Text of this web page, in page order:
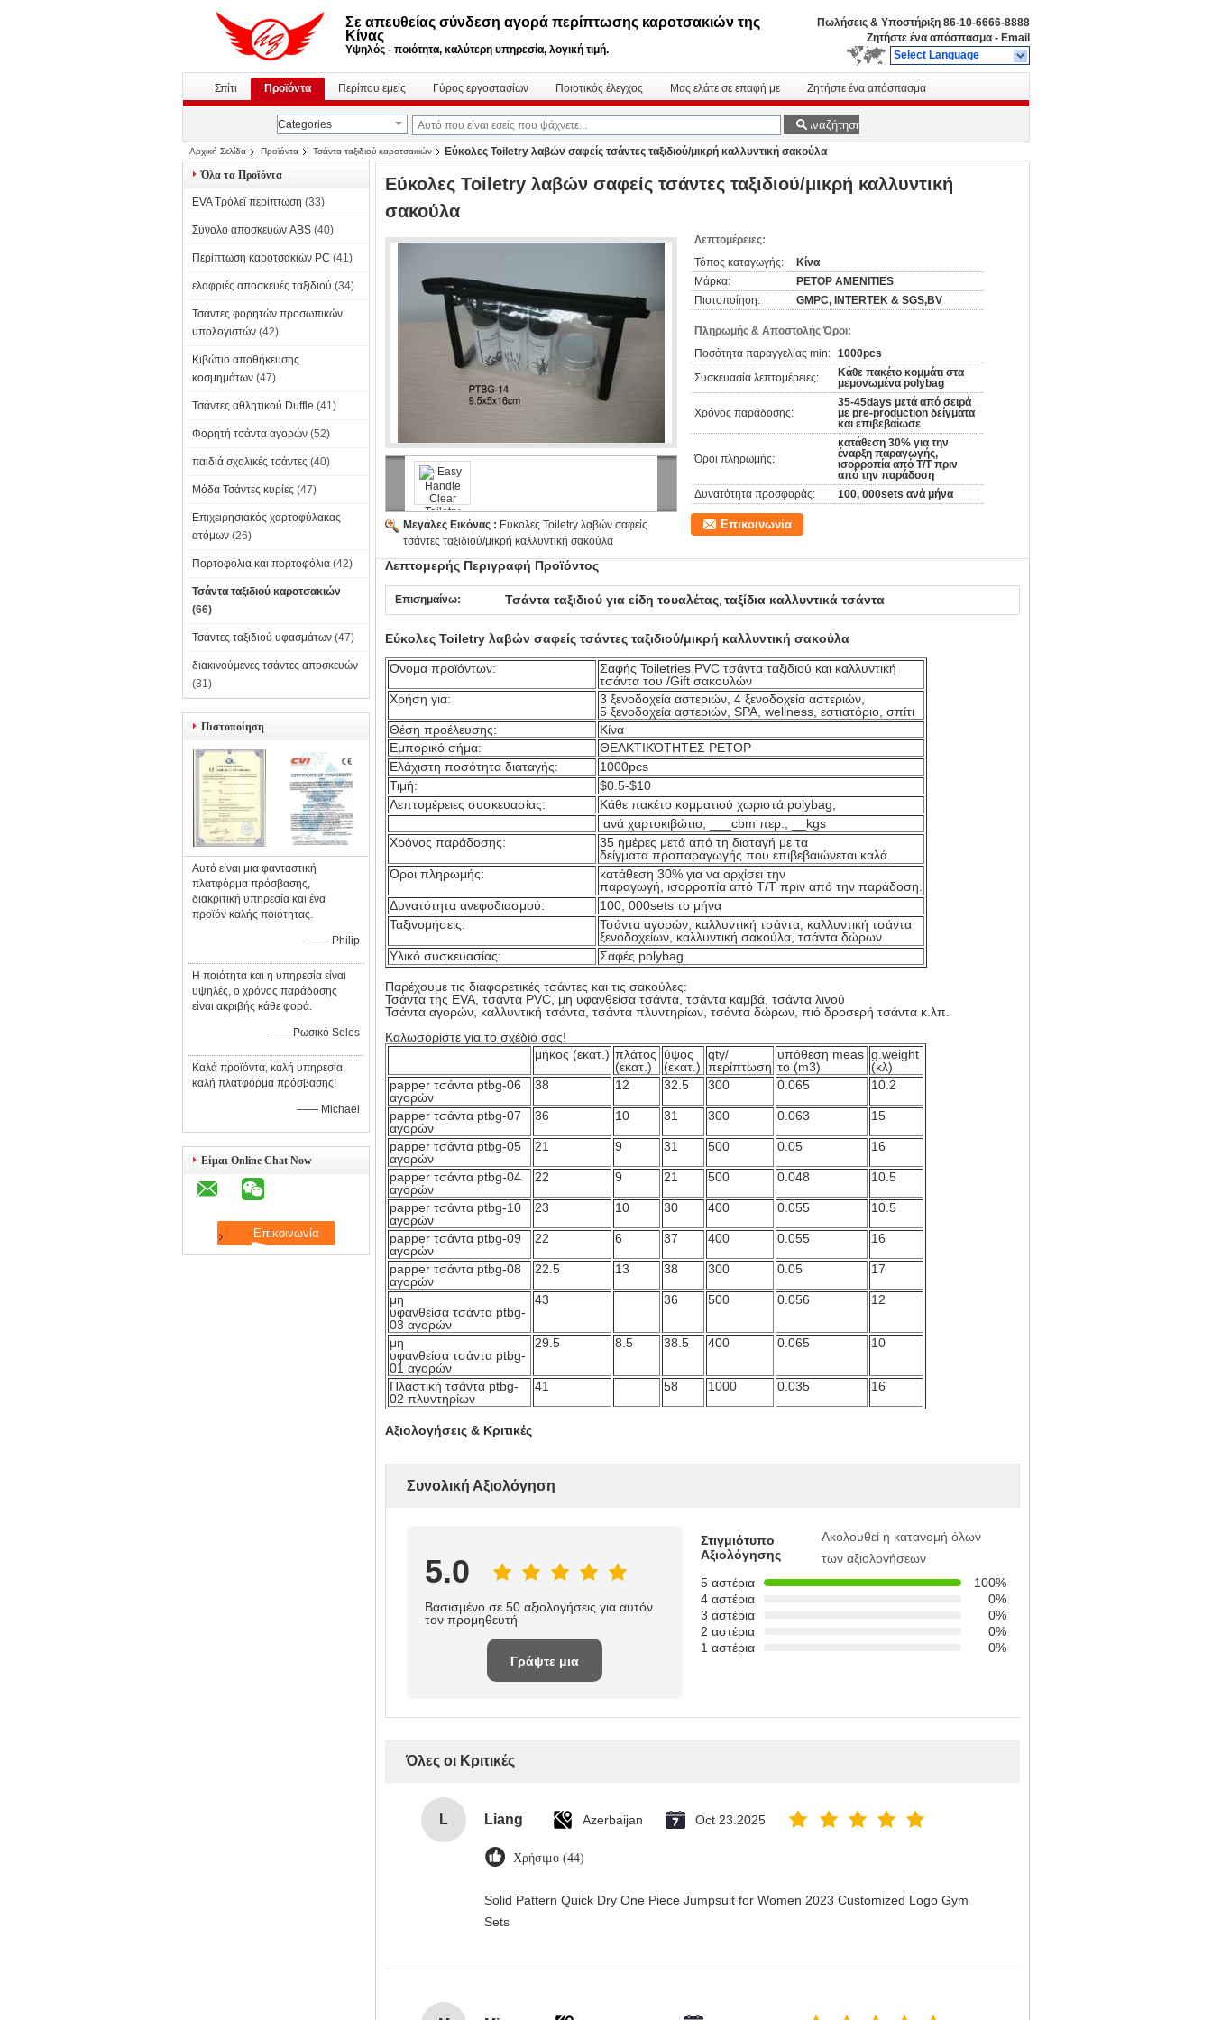
Σε απευθείας σύνδεση αγορά περίπτωσης καροτσακιών της
Κίνας
Υψηλός - ποιότητα, καλύτερη υπηρεσία, λογική τιμή.
Πωλήσεις & Υποστήριξη 86-10-6666-8888
Ζητήστε ένα απόσπασμα - Email
Select Language
Σπίτι Προϊόντα Περίπου εμείς Γύρος εργοστασίων Ποιοτικός έλεγχος Μας ελάτε σε επαφή με Ζητήστε ένα απόσπασμα
Categories Αναζήτηση
Αρχική Σελίδα Προϊόντα Τσάντα ταξιδιού καροτσακιών
Εύκολες Toiletry λαβών σαφείς τσάντες ταξιδιού/μικρή καλλυντική σακούλα
Όλα τα Προϊόντα
EVA Τρόλεϊ περίπτωση (33)
Σύνολο αποσκευών ABS (40)
Περίπτωση καροτσακιών PC (41)
ελαφριές αποσκευές ταξιδιού (34)
Τσάντες φορητών προσωπικών
υπολογιστών (42)
Κιβώτιο αποθήκευσης
κοσμημάτων (47)
Τσάντες αθλητικού Duffle (41)
Φορητή τσάντα αγορών (52)
παιδιά σχολικές τσάντες (40)
Μόδα Τσάντες κυρίες (47)
Επιχειρησιακός χαρτοφύλακας
ατόμων (26)
Πορτοφόλια και πορτοφόλια (42)
Τσάντα ταξιδιού καροτσακιών
(66)
Τσάντες ταξιδιού υφασμάτων (47)
διακινούμενες τσάντες αποσκευών
(31)
Πιστοποίηση
Αυτό είναι μια φανταστική
πλατφόρμα πρόσβασης,
διακριτική υπηρεσία και ένα
προϊόν καλής ποιότητας.
—— Philip
Η ποιότητα και η υπηρεσία είναι
υψηλές, ο χρόνος παράδοσης
είναι ακριβής κάθε φορά.
—— Ρωσικό Seles
Καλά προϊόντα, καλή υπηρεσία,
καλή πλατφόρμα πρόσβασης!
—— Michael
Είμαι Online Chat Now
Εύκολες Toiletry λαβών σαφείς τσάντες ταξιδιού/μικρή καλλυντική
σακούλα
Μεγάλες Εικόνας : Εύκολες Toiletry λαβών σαφείς
τσάντες ταξιδιού/μικρή καλλυντική σακούλα
Λεπτομέρειες:
Τόπος καταγωγής:
Κίνα
Μάρκα:
PETOP AMENITIES
Πιστοποίηση:
GMPC, INTERTEK & SGS,BV
Πληρωμής & Αποστολής Όροι:
Ποσότητα παραγγελίας min: 1000pcs
Συσκευασία λεπτομέρειες:
Κάθε πακέτο κομμάτι στα
μεμονωμένα polybag
Χρόνος παράδοσης:
35-45days μετά από σειρά
με pre-production δείγματα
και επιβεβαίωσε
Όροι πληρωμής:
κατάθεση 30% για την
έναρξη παραγωγής,
ισορροπία από T/T πριν
από την παράδοση
Δυνατότητα προσφοράς:
100, 000sets ανά μήνα
Επικοινωνία
Λεπτομερής Περιγραφή Προϊόντος
Επισημαίνω: Τσάντα ταξιδιού για είδη τουαλέτας, ταξίδια καλλυντικά τσάντα
Εύκολες Toiletry λαβών σαφείς τσάντες ταξιδιού/μικρή καλλυντική σακούλα
Όνομα προϊόντων:
Σαφής Toiletries PVC τσάντα ταξιδιού και καλλυντική
τσάντα του /Gift σακουλών
Χρήση για:
3 ξενοδοχεία αστεριών, 4 ξενοδοχεία αστεριών,
5 ξενοδοχεία αστεριών, SPA, wellness, εστιατόριο, σπίτι
Θέση προέλευσης:
Κίνα
Εμπορικό σήμα:
ΘΕΛΚΤΙΚΌΤΗΤΕΣ PETOP
Ελάχιστη ποσότητα διαταγής:
1000pcs
Τιμή:
$0.5-$10
Λεπτομέρειες συσκευασίας:
Κάθε πακέτο κομματιού χωριστά polybag,
ανά χαρτοκιβώτιο, ___cbm περ., __kgs
Χρόνος παράδοσης:
35 ημέρες μετά από τη διαταγή με τα
δείγματα προπαραγωγής που επιβεβαιώνεται καλά.
Όροι πληρωμής:
κατάθεση 30% για να αρχίσει την
παραγωγή, ισορροπία από T/T πριν από την παράδοση.
Δυνατότητα ανεφοδιασμού:
100, 000sets το μήνα
Ταξινομήσεις:
Τσάντα αγορών, καλλυντική τσάντα, καλλυντική τσάντα
ξενοδοχείων, καλλυντική σακούλα, τσάντα δώρων
Υλικό συσκευασίας:
Σαφές polybag
Παρέχουμε τις διαφορετικές τσάντες και τις σακούλες:
Τσάντα της EVA, τσάντα PVC, μη υφανθείσα τσάντα, τσάντα καμβά, τσάντα λινού
Τσάντα αγορών, καλλυντική τσάντα, τσάντα πλυντηρίων, τσάντα δώρων, πιό δροσερή τσάντα κ.λπ.
Καλωσορίστε για το σχέδιό σας!
μήκος (εκατ.) πλάτος
(εκατ.)
ύψος
(εκατ.)
qty/
περίπτωση
υπόθεση meas
το (m3)
g.weight
(κλ)
papper τσάντα ptbg-06
αγορών
38 12 32.5 300 0.065 10.2
papper τσάντα ptbg-07
αγορών
36 10 31 300 0.063 15
papper τσάντα ptbg-05
αγορών
21 9 31 500 0.05 16
papper τσάντα ptbg-04
αγορών
22 9 21 500 0.048 10.5
papper τσάντα ptbg-10
αγορών
23 10 30 400 0.055 10.5
papper τσάντα ptbg-09
αγορών
22 6 37 400 0.055 16
papper τσάντα ptbg-08
αγορών
22.5 13 38 300 0.05 17
μη
υφανθείσα τσάντα ptbg-
03 αγορών
43 36 500 0.056 12
μη
υφανθείσα τσάντα ptbg-
01 αγορών
29.5 8.5 38.5 400 0.065 10
Πλαστική τσάντα ptbg-
02 πλυντηρίων
41 58 1000 0.035 16
Αξιολογήσεις & Κριτικές
Συνολική Αξιολόγηση
5.0
Βασισμένο σε 50 αξιολογήσεις για αυτόν
τον προμηθευτή
Γράψτε μια
Στιγμιότυπο
Αξιολόγησης
Ακολουθεί η κατανομή όλων
των αξιολογήσεων
5 αστέρια
100%
4 αστέρια
0%
3 αστέρια
0%
2 αστέρια
0%
1 αστέρια
0%
Όλες οι Κριτικές
L Liang Azerbaijan Oct 23.2025
Χρήσιμο (44)
Solid Pattern Quick Dry One Piece Jumpsuit for Women 2023 Customized Logo Gym
Sets